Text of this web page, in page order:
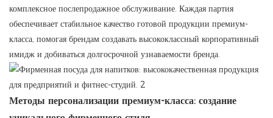
комплексное послепродажное обслуживание. Каждая партия
обеспечивает стабильное качество готовой продукции премиум-
класса, помогая брендам создавать высококлассный корпоративный
имидж и добиваться долгосрочной узнаваемости бренда.
Методы персонализации премиум-класса: создание